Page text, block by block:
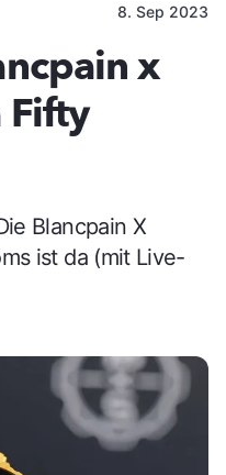
8. Sep 2023
x
Fifty
Blancpain X
ist da (mit Live-